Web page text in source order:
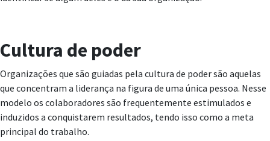
Cultura de poder
Organizações que são guiadas pela cultura de poder são aquelas
que concentram a liderança na figura de uma única pessoa. Nesse
modelo os colaboradores são frequentemente estimulados e
induzidos a conquistarem resultados, tendo isso como a meta
principal do trabalho.